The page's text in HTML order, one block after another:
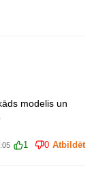
modelis un
1 0 Atbildēt